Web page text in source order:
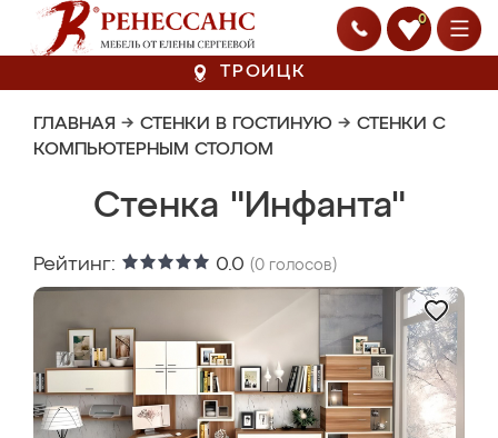
0
ТРОИЦК
ГЛАВНАЯ → СТЕНКИ В ГОСТИНУЮ → СТЕНКИ С
КОМПЬЮТЕРНЫМ СТОЛОМ
Стенка "Инфанта"
Рейтинг: 0.0 (0 голосов)